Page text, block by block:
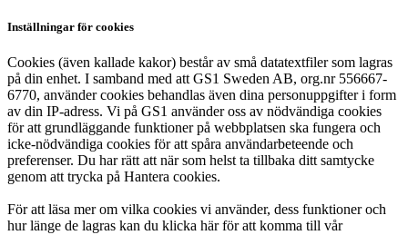
Inställningar för cookies
Cookies (även kallade kakor) består av små datatextfiler som lagras
på din enhet. I samband med att GS1 Sweden AB, org.nr 556667-
6770, använder cookies behandlas även dina personuppgifter i form
av din IP-adress. Vi på GS1 använder oss av nödvändiga cookies
för att grundläggande funktioner på webbplatsen ska fungera och
icke-nödvändiga cookies för att spåra användarbeteende och
preferenser. Du har rätt att när som helst ta tillbaka ditt samtycke
genom att trycka på Hantera cookies.
För att läsa mer om vilka cookies vi använder, dess funktioner och
hur länge de lagras kan du klicka här för att komma till vår